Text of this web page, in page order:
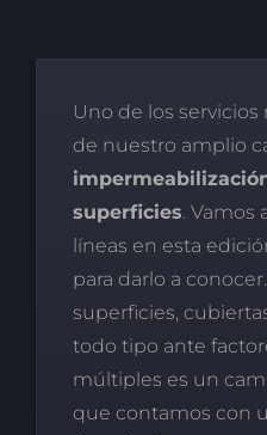
Uno de los
de nuestro amplio
superficies. Vamos
líneas en esta
para darlo a
superficies,
todo tipo ante
múltiples es un
que contamos con